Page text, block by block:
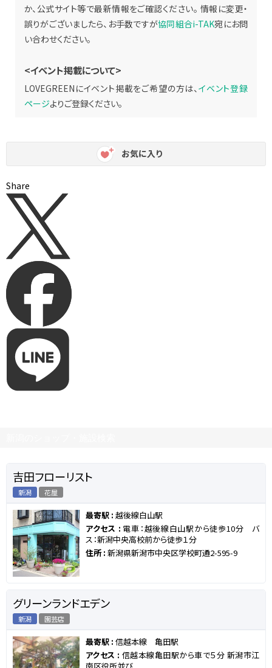
か、公式サイト等で最新情報をご確認ください。 情報に変更・
誤りがございましたら、お手数ですが協同組合i-TAK宛にお問
い合わせください。
<イベント掲載について>
LOVEGREENにイベント掲載をご希望の方は、 イベント登録
ページよりご登録ください。
お気に入り
Share
吉田フローリスト
新潟 花屋
最寄駅 : 越後線白山駅
アクセス : 電車：越後線白山駅から徒歩10分 バ
ス：新潟中央高校前から徒歩１分
住所 : 新潟県新潟市中央区学校町通2-595-9
グリーンランドエデン
新潟 園芸店
最寄駅 : 信越本線 亀田駅
アクセス : 信越本線亀田駅から車で５分 新潟市江